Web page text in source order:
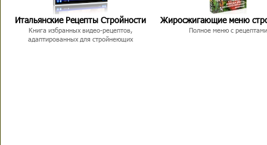
Итальянские Рецепты Стройности
Книга избранных видео-рецептов,
адаптированных для стройнеющих
Жиросжигающие меню
Полное меню с рецептами